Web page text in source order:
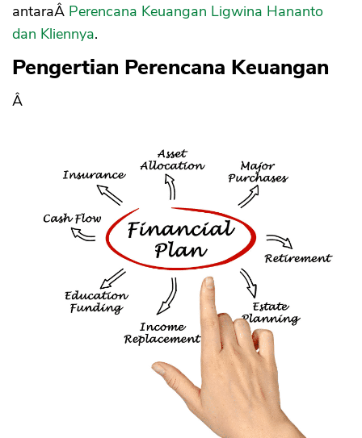
antaraÂ Perencana Keuangan Ligwina Hananto
dan Kliennya.
Pengertian Perencana Keuangan
Â